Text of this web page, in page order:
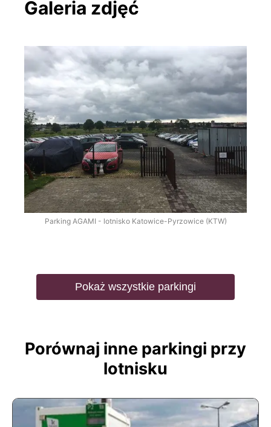
Galeria zdjęć
Parking AGAMI - lotnisko Katowice-Pyrzowice (KTW)
Pokaż wszystkie parkingi
Porównaj inne parkingi przy
lotnisku